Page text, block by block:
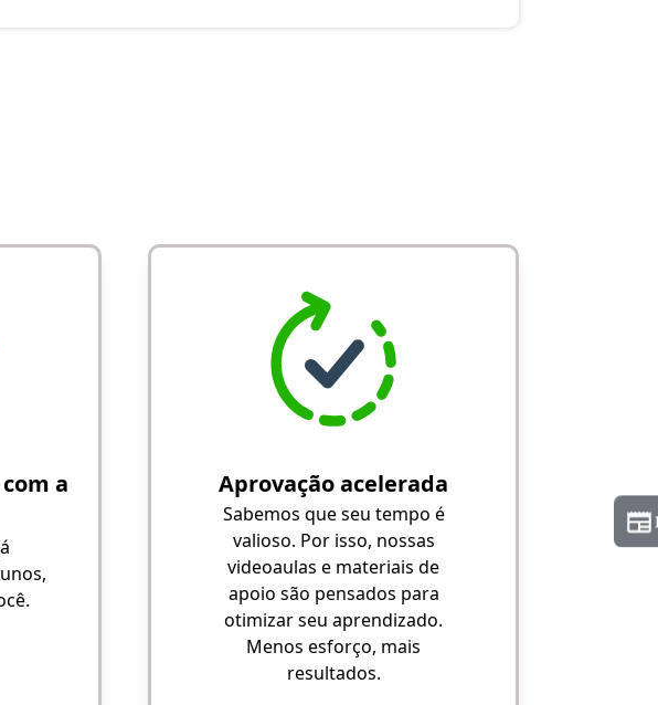
a
Aprovação acelerada
Sabemos que seu tempo é
valioso. Por isso, nossas
videoaulas e materiais de
apoio são pensados para
otimizar seu aprendizado.
Menos esforço, mais
resultados.